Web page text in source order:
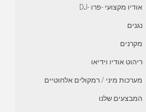
אודיו מקצועי -פרו -DJ
נגנים
מקרנים
ריהוט אודיו וידיאו
מערכות מיני / רמקולים אלחוטיים
המבצעים שלנו